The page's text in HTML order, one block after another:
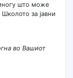
што може
за јавни
во Вашиот